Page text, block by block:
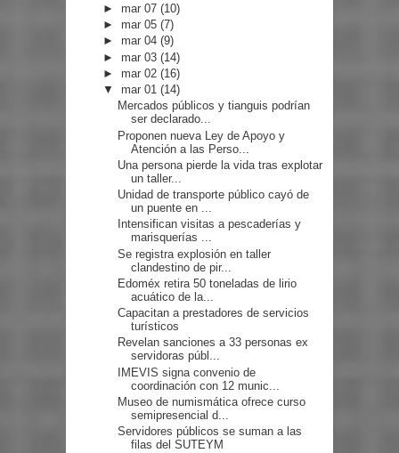
► mar 07(10)
► mar 05(7)
► mar 04(9)
► mar 03(14)
► mar 02(16)
▼ mar 01(14)
Mercados públicos y tianguis podrían
ser declarado...
Proponen nueva Ley de Apoyo y
Atención a las Perso...
Una persona pierde la vida tras explotar
un taller...
Unidad de transporte público cayó de
un puente en ...
Intensifican visitas a pescaderías y
marisquerías ...
Se registra explosión en taller
clandestino de pir...
Edoméx retira 50 toneladas de lirio
acuático de la...
Capacitan a prestadores de servicios
turísticos
Revelan sanciones a 33 personas ex
servidoras públ...
IMEVIS signa convenio de
coordinación con 12 munic...
Museo de numismática ofrece curso
semipresencial d...
Servidores públicos se suman a las
filas del SUTEYM